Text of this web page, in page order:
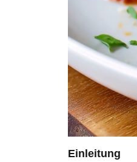
Einleitung